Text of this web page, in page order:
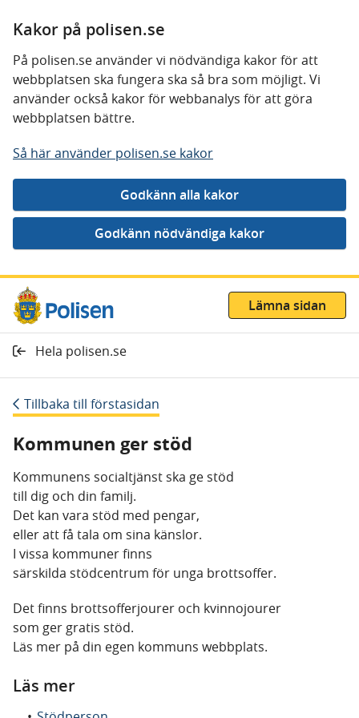
Kakor på polisen.se
På polisen.se använder vi nödvändiga kakor för att
webbplatsen ska fungera ska så bra som möjligt. Vi
använder också kakor för webbanalys för att göra
webbplatsen bättre.
Så här använder polisen.se kakor
Lämna sidan
Hela polisen.se
Tillbaka till förstasidan
Kommunen ger stöd
Kommunens socialtjänst ska ge stöd
till dig och din familj.
Det kan vara stöd med pengar,
eller att få tala om sina känslor.
I vissa kommuner finns
särskilda stödcentrum för unga brottsoffer.
Det finns brottsofferjourer och kvinnojourer
som ger gratis stöd.
Läs mer på din egen kommuns webbplats.
Läs mer